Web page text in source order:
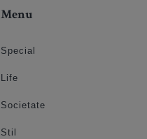
Menu
Special
Life
Societate
Stil